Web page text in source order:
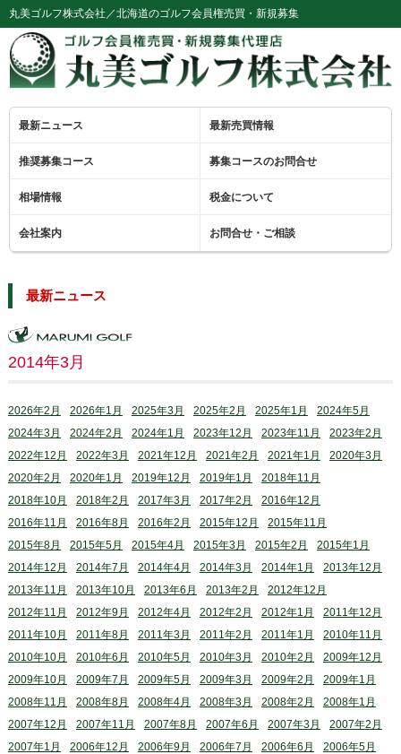
丸美ゴルフ株式会社／北海道のゴルフ会員権売買・新規募集
最新ニュース 最新売買情報
推奨募集コース 募集コースのお問合せ
相場情報 税金について
会社案内 お問合せ・ご相談
最新ニュース
2014年3月
2026年2月 2026年1月 2025年3月 2025年2月 2025年1月
2024年5月
2024年3月
2024年2月 2024年1月 2023年12月 2023年11月
2023年2月
2022年12月
2022年3月 2021年12月 2021年2月 2021年1月
2020年3月
2020年2月
2020年1月 2019年12月 2019年1月
2018年11月
2018年10月
2018年2月 2017年3月 2017年2月
2016年12月
2016年11月
2016年8月 2016年2月 2015年12月
2015年11月
2015年8月
2015年5月 2015年4月 2015年3月 2015年2月
2015年1月
2014年12月
2014年7月 2014年4月 2014年3月 2014年1月
2013年12月
2013年11月
2013年10月 2013年6月 2013年2月
2012年12月
2012年11月
2012年9月 2012年4月 2012年2月 2012年1月
2011年12月
2011年10月
2011年8月 2011年3月 2011年2月 2011年1月
2010年11月
2010年10月
2010年6月 2010年5月 2010年3月 2010年2月
2009年12月
2009年10月
2009年7月 2009年5月 2009年3月 2009年2月
2009年1月
2008年11月
2008年8月 2008年4月 2008年3月 2008年2月
2008年1月
2007年12月
2007年11月 2007年8月 2007年6月 2007年3月
2007年2月
2007年1月
2006年12月 2006年9月 2006年7月 2006年6月
2006年5月